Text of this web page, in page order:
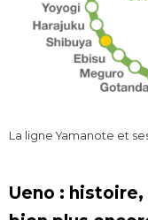
La ligne Yamanote et
Ueno :